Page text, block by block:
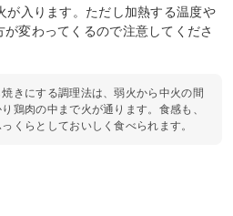
が入ります。ただし加熱する温度や
変わってくるので注意してくださ
きにする調理法は、弱火から中火の間
鶏肉の中まで火が通ります。食感も、
くらとしておいしく食べられます。